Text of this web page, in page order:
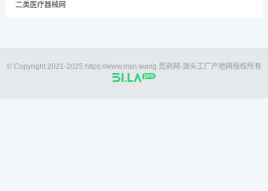
二类医疗器械网
© Copyright 2021-2025 https://www.msn.wang 觅商网-源头工厂产地网版权所有